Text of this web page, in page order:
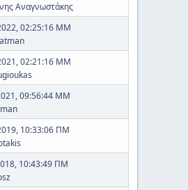
Αναγνωστάκης
02:25:16 ΜΜ
02:21:16 ΜΜ
09:56:44 ΜΜ
10:33:06 ΠΜ
10:43:49 ΠΜ